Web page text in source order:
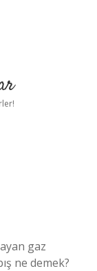
gaz
ne demek?